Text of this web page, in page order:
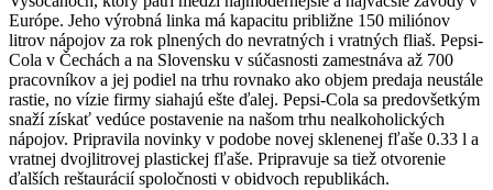
Európe. Jeho výrobná linka má kapacitu približne 150 miliónov
litrov nápojov za rok plnených do nevratných i vratných fliaš. Pepsi-
Cola v Čechách a na Slovensku v súčasnosti zamestnáva až 700
pracovníkov a jej podiel na trhu rovnako ako objem predaja neustále
rastie, no vízie firmy siahajú ešte ďalej. Pepsi-Cola sa predovšetkým
snaží získať vedúce postavenie na našom trhu nealkoholických
nápojov. Pripravila novinky v podobe novej sklenenej fľaše 0.33 l a
vratnej dvojlitrovej plastickej fľaše. Pripravuje sa tiež otvorenie
ďalších reštaurácií spoločnosti v obidvoch republikách.